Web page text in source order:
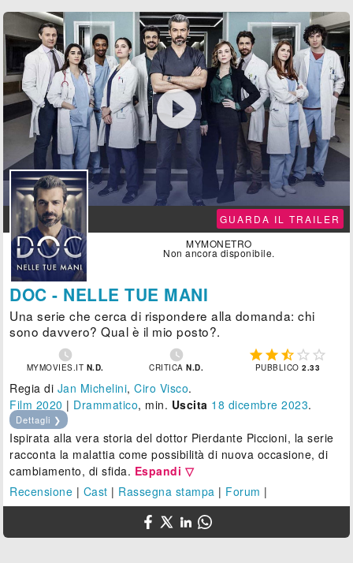

GUARDA IL TRAILER
MYMONETRO
Non ancora disponibile.
DOC - NELLE TUE MANI
Una serie che cerca di rispondere alla domanda: chi
sono davvero? Qual è il mio posto?.

MYMOVIES.IT N.D.

CRITICAN.D.
    
PUBBLICO2.33
Regia di Jan Michelini,Ciro Visco.
Film 2020 | Drammatico, min. Uscita 18 dicembre 2023.
Dettagli ❯
Ispirata alla vera storia del dottor Pierdante Piccioni, la serie
racconta la malattia come possibilità di nuova occasione, di
cambiamento, di sfida. Espandi ▽
Recensione | Cast | Rassegna stampa | Forum |